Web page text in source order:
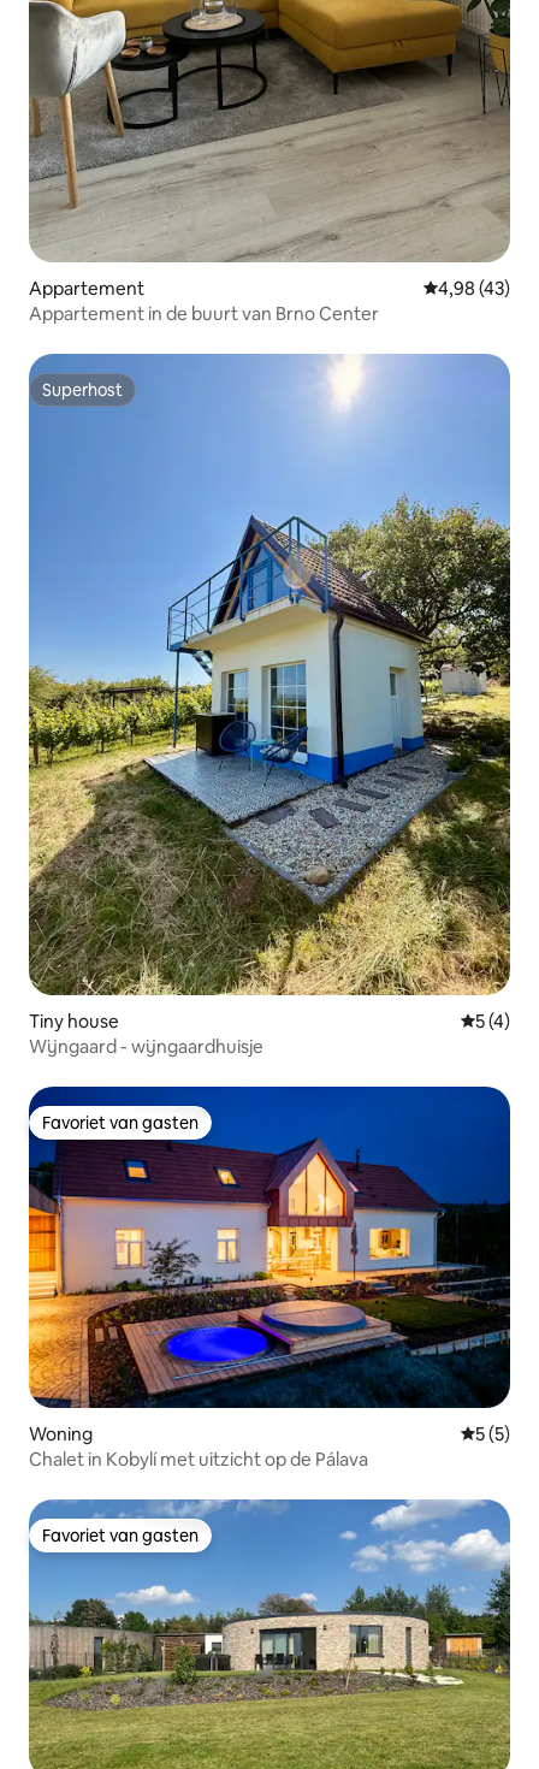
Appartement Gemiddelde
4,98 (43)
Appartement in de buurt van Brno Center
Superhost
Superhost
Tiny house
5 (4)
Wijngaard - wijngaardhuisje
Favoriet van gasten
Favoriet van gasten
Woning
5 (5)
Chalet in Kobylí met uitzicht op de Pálava
Favoriet van gasten
Favoriet van gasten